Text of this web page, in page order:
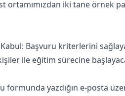
ortamımızdan iki tane örnek
Başvuru kriterlerini
ile eğitim sürecine
formunda yazdığın e-posta